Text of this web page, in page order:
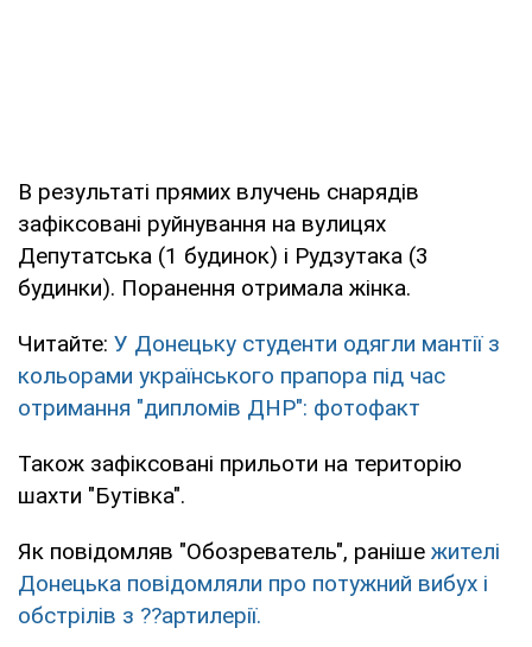
В результаті прямих влучень снарядів
зафіксовані руйнування на вулицях
Депутатська (1 будинок) і Рудзутака (3
будинки). Поранення отримала жінка.
Читайте: У Донецьку студенти одягли мантії з
кольорами українського прапора під час
отримання "дипломів ДНР": фотофакт
Також зафіксовані прильоти на територію
шахти "Бутівка".
Як повідомляв "Обозреватель", раніше жителі
Донецька повідомляли про потужний вибух і
обстрілів з ??артилерії.